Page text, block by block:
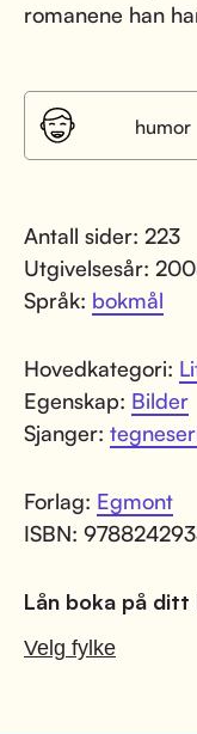
romanene han
humor
Antall sider: 223
Utgivelsesår:
Språk: bokmål
Hovedkategori:
Egenskap: Bilder
Sjanger:
Forlag: Egmont
ISBN:
Lån boka på ditt